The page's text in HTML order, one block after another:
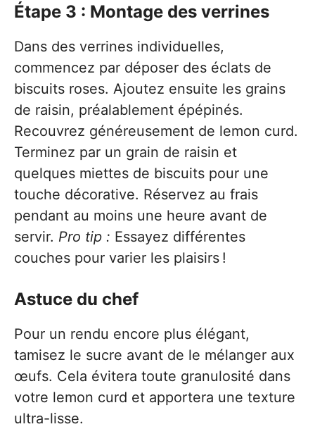
Étape 3 : Montage des verrines
Dans des verrines individuelles,
commencez par déposer des éclats de
biscuits roses. Ajoutez ensuite les grains
de raisin, préalablement épépinés.
Recouvrez généreusement de lemon curd.
Terminez par un grain de raisin et
quelques miettes de biscuits pour une
touche décorative. Réservez au frais
pendant au moins une heure avant de
servir. Pro tip : Essayez différentes
couches pour varier les plaisirs !
Astuce du chef
Pour un rendu encore plus élégant,
tamisez le sucre avant de le mélanger aux
œufs. Cela évitera toute granulosité dans
votre lemon curd et apportera une texture
ultra-lisse.